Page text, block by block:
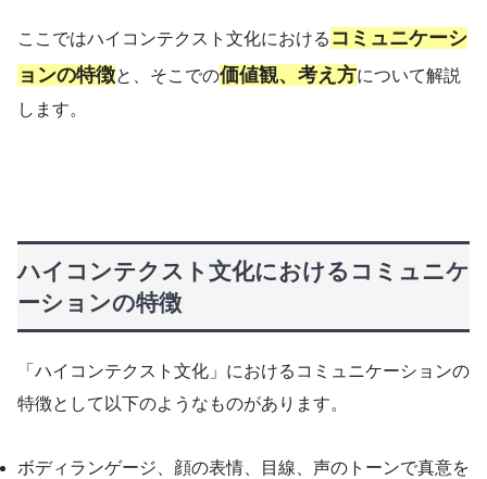
ここではハイコンテクスト文化における コミュニケーシ
ョンの特徴と、そこでの価値観、考え方について解説
します。
ハイコンテクスト文化におけるコミュニケ
ーションの特徴
「ハイコンテクスト文化」におけるコミュニケーションの
特徴として以下のようなものがあります。
ボディランゲージ、顔の表情、目線、声のトーンで真意を